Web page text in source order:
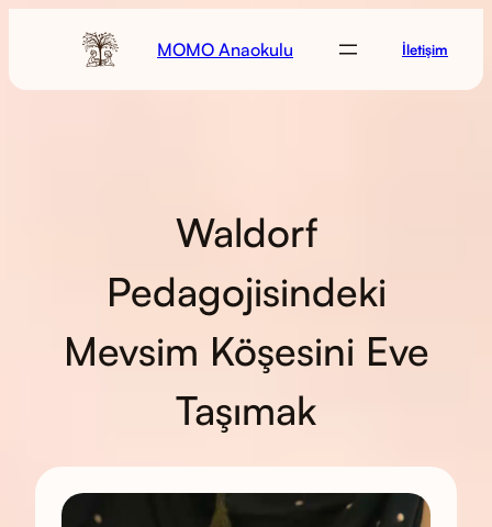
MOMO Anaokulu İletişim
Waldorf
Pedagojisindeki
Mevsim Köşesini Eve
Taşımak